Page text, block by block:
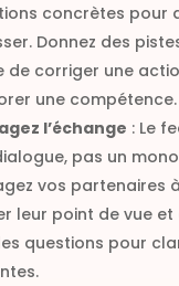
concrètes pour
Donnez des
de corriger une
une compétence.
l’échange : Le
pas un
vos partenaires à
leur point de vue et
questions pour